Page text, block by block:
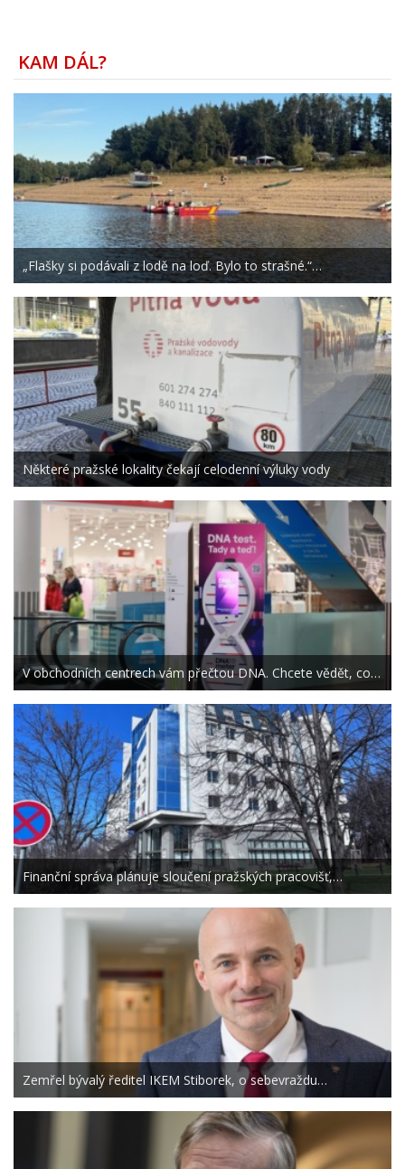
KAM DÁL?
„Flašky si podávali z lodě na loď. Bylo to strašné.“…
Některé pražské lokality čekají celodenní výluky vody
V obchodních centrech vám přečtou DNA. Chcete vědět, co…
Finanční správa plánuje sloučení pražských pracovišť,…
Zemřel bývalý ředitel IKEM Stiborek, o sebevraždu…